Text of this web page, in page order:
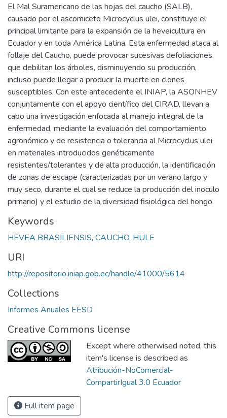
El Mal Suramericano de las hojas del caucho (SALB),
causado por el ascomiceto Microcyclus ulei, constituye el
principal limitante para la expansión de la heveicultura en
Ecuador y en toda América Latina. Esta enfermedad ataca al
follaje del Caucho, puede provocar sucesivas defoliaciones,
que debilitan los árboles, disminuyendo su producción,
incluso puede llegar a producir la muerte en clones
susceptibles. Con este antecedente el INIAP, la ASONHEV
conjuntamente con el apoyo científico del CIRAD, llevan a
cabo una investigación enfocada al manejo integral de la
enfermedad, mediante la evaluación del comportamiento
agronómico y de resistencia o tolerancia al Microcyclus ulei
en materiales introducidos genéticamente
resistentes/tolerantes y de alta producción, la identificación
de zonas de escape (caracterizadas por un verano largo y
muy seco, durante el cual se reduce la producción del inoculo
primario) y el estudio de la diversidad fisiológica del hongo.
Keywords
HEVEA BRASILIENSIS, CAUCHO, HULE
URI
http://repositorio.iniap.gob.ec/handle/41000/5614
Collections
Informes Anuales EESD
Creative Commons license
Except where otherwised noted, this
item's license is described as
Atribución-NoComercial-
CompartirIgual 3.0 Ecuador
Full item page